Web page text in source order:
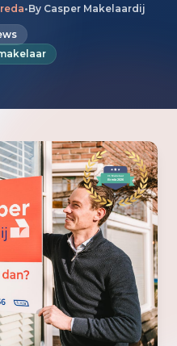
•By Casper Makelaardij